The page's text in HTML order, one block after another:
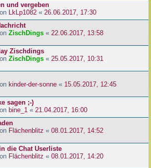
und vergeben
LkLp1082 « 26.06.2017, 17:30
ZischDings « 22.06.2017, 13:58
Zischdings
ZischDings « 25.05.2017, 10:31
kinder-der-sonne « 15.05.2017, 12:45
sagen ;-)
bine_1 « 21.04.2017, 16:00
Flächenblitz « 08.01.2017, 14:52
die Chat Userliste
Flächenblitz « 08.01.2017, 14:20